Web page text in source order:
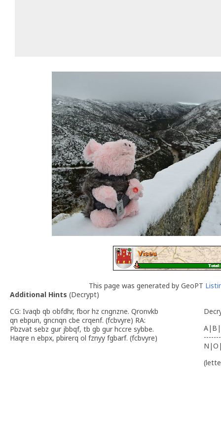
This page was generated by GeoPT
Additional Hints (Decrypt)
CG: Ivaqb qb obfdhr, fbor hz cngnzne. Qronvkb
qn ebpun, gncnqn cbe crqenf. (fcbvyre) RA:
Pbzvat sebz gur jbbqf, tb gb gur hccre sybbe.
Haqre n ebpx, pbirerq ol fznyy fgbarf. (fcbvyre)